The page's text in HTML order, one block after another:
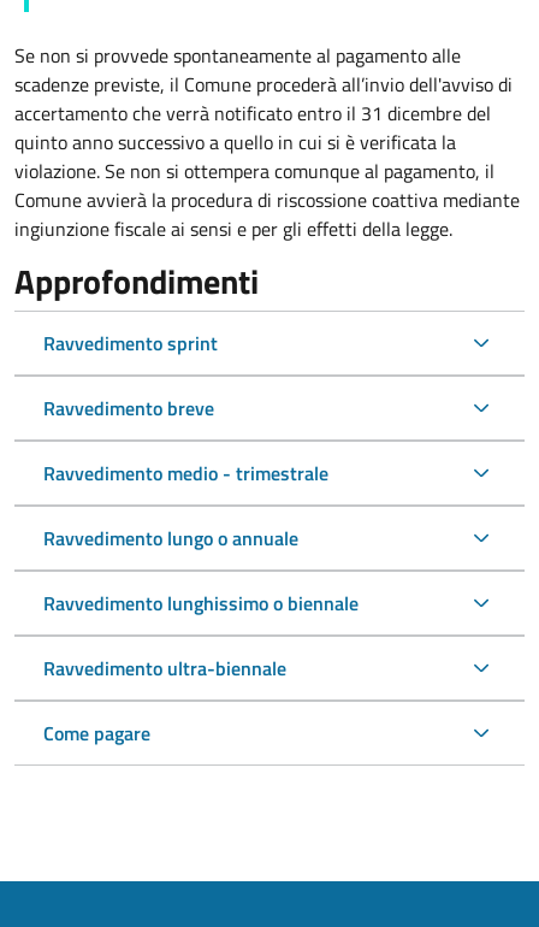
Se non si provvede spontaneamente al pagamento alle
scadenze previste, il Comune procederà all’invio dell'avviso di
accertamentoche verrà notificato entro il 31 dicembre del
quinto anno successivo a quello in cui si è verificata la
violazione. Se non si ottempera comunque al pagamento, il
Comune avvierà la procedura di riscossione coattiva mediante
ingiunzione fiscale ai sensi e per gli effetti della legge.
Approfondimenti
Ravvedimento sprint
Ravvedimento breve
Ravvedimento medio - trimestrale
Ravvedimento lungo o annuale
Ravvedimento lunghissimo o biennale
Ravvedimento ultra-biennale
Come pagare